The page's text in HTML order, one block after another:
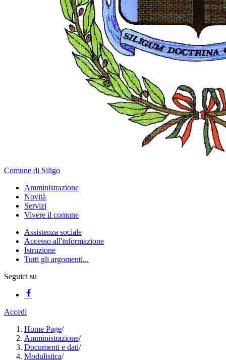
Comune di Siligo
Amministrazione
Novità
Servizi
Vivere il comune
Assistenza sociale
Accesso all'informazione
Istruzione
Tutti gli argomenti...
Seguici su
Accedi
Home Page/
Amministrazione/
Documenti e dati/
Modulistica/